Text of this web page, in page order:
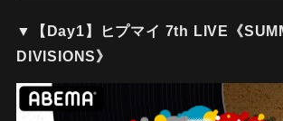
▼【Day1】ヒプマイ 7th LIVE《
DIVISIONS》